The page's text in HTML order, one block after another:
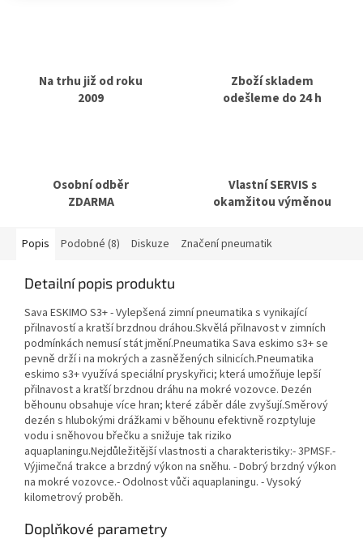
Na trhu již od roku
2009
Zboží skladem
odešleme do 24 h
Osobní odběr
ZDARMA
Vlastní SERVIS s
okamžitou výměnou
Popis Podobné (8) Diskuze Značení pneumatik
Detailní popis produktu
Sava ESKIMO S3+ - Vylepšená zimní pneumatika s vynikající
přilnavostí a kratší brzdnou dráhou.Skvělá přilnavost v zimních
podmínkách nemusí stát jmění.Pneumatika Sava eskimo s3+ se
pevně drží i na mokrých a zasněžených silnicích.Pneumatika
eskimo s3+ využívá speciální pryskyřici; která umožňuje lepší
přilnavost a kratší brzdnou dráhu na mokré vozovce. Dezén
běhounu obsahuje více hran; které záběr dále zvyšují.Směrový
dezén s hlubokými drážkami v běhounu efektivně rozptyluje
vodu i sněhovou břečku a snižuje tak riziko
aquaplaningu.Nejdůležitější vlastnosti a charakteristiky:- 3PMSF.-
Výjimečná trakce a brzdný výkon na sněhu. - Dobrý brzdný výkon
na mokré vozovce.- Odolnost vůči aquaplaningu. - Vysoký
kilometrový proběh.
Doplňkové parametry